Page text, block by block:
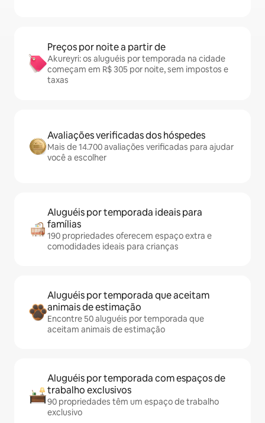
Preços por noite a partir de
Akureyri: os aluguéis por temporada na cidade
começam em R$ 305 por noite, sem impostos e
taxas
Avaliações verificadas dos hóspedes
Mais de 14.700 avaliações verificadas para ajudar
você a escolher
Aluguéis por temporada ideais para
famílias
190 propriedades oferecem espaço extra e
comodidades ideais para crianças
Aluguéis por temporada que aceitam
animais de estimação
Encontre 50 aluguéis por temporada que
aceitam animais de estimação
Aluguéis por temporada com espaços de
trabalho exclusivos
90 propriedades têm um espaço de trabalho
exclusivo